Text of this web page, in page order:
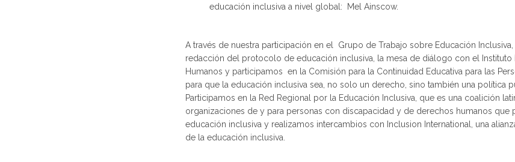
educación inclusiva a nivel global: Mel Ainscow.
A través de nuestra participación en el Grupo de Trabajo sobre Educación
redacción del protocolo de educación inclusiva, la mesa de diálogo con el Instituto
Humanos y participamos en la Comisión para la Continuidad Educativa para las
para que la educación inclusiva sea, no solo un derecho, sino también una política
Participamos en la Red Regional por la Educación Inclusiva, que es una coalición
organizaciones de y para personas con discapacidad y de derechos humanos que
educación inclusiva y realizamos intercambios con Inclusion International, una
de la educación inclusiva.